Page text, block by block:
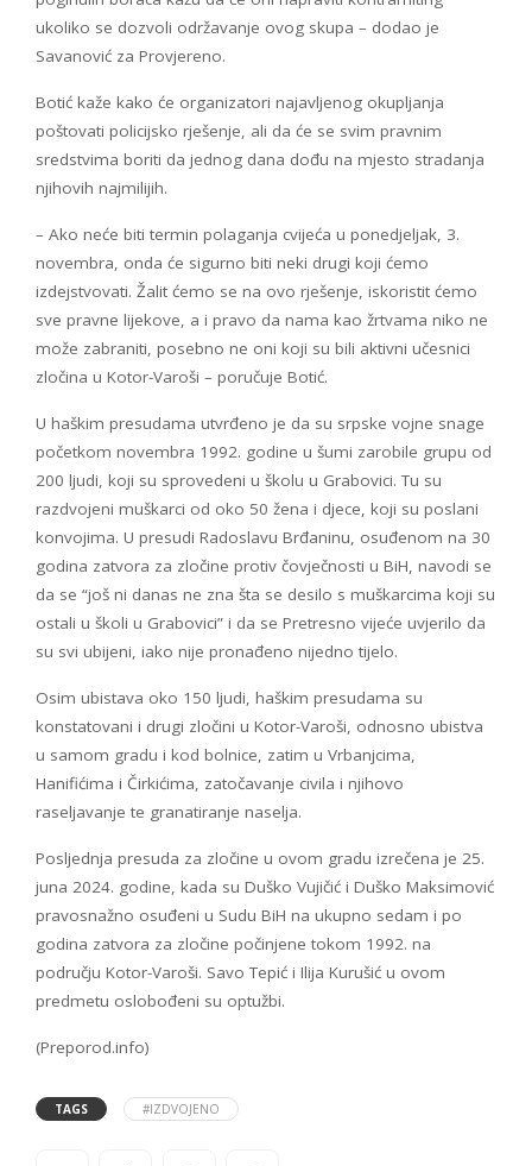
ukoliko se dozvoli održavanje ovog skupa – dodao je
Savanović za Provjereno.
Botić kaže kako će organizatori najavljenog okupljanja
poštovati policijsko rješenje, ali da će se svim pravnim
sredstvima boriti da jednog dana dođu na mjesto stradanja
njihovih najmilijih.
– Ako neće biti termin polaganja cvijeća u ponedjeljak, 3.
novembra, onda će sigurno biti neki drugi koji ćemo
izdejstvovati. Žalit ćemo se na ovo rješenje, iskoristit ćemo
sve pravne lijekove, a i pravo da nama kao žrtvama niko ne
može zabraniti, posebno ne oni koji su bili aktivni učesnici
zločina u Kotor-Varoši – poručuje Botić.
U haškim presudama utvrđeno je da su srpske vojne snage
početkom novembra 1992. godine u šumi zarobile grupu od
200 ljudi, koji su sprovedeni u školu u Grabovici. Tu su
razdvojeni muškarci od oko 50 žena i djece, koji su poslani
konvojima. U presudi Radoslavu Brđaninu, osuđenom na 30
godina zatvora za zločine protiv čovječnosti u BiH, navodi se
da se “još ni danas ne zna šta se desilo s muškarcima koji su
ostali u školi u Grabovici” i da se Pretresno vijeće uvjerilo da
su svi ubijeni, iako nije pronađeno nijedno tijelo.
Osim ubistava oko 150 ljudi, haškim presudama su
konstatovani i drugi zločini u Kotor-Varoši, odnosno ubistva
u samom gradu i kod bolnice, zatim u Vrbanjcima,
Hanifićima i Čirkićima, zatočavanje civila i njihovo
raseljavanje te granatiranje naselja.
Posljednja presuda za zločine u ovom gradu izrečena je 25.
juna 2024. godine, kada su Duško Vujičić i Duško Maksimović
pravosnažno osuđeni u Sudu BiH na ukupno sedam i po
godina zatvora za zločine počinjene tokom 1992. na
području Kotor-Varoši. Savo Tepić i Ilija Kurušić u ovom
predmetu oslobođeni su optužbi.
(Preporod.info)
TAGS #IZDVOJENO